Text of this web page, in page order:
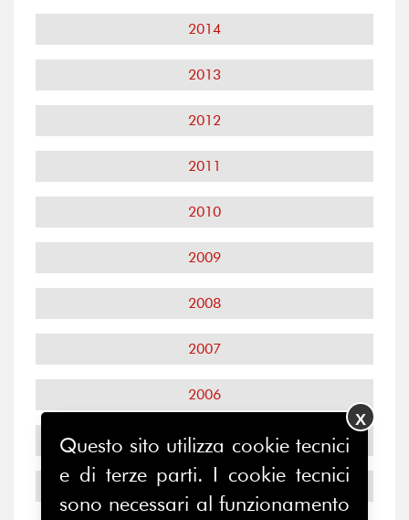
2014
2013
2012
2011
2010
2009
2008
2007
2006
2005
2004
Questo sito utilizza cookie tecnici
e di terze parti. I cookie tecnici
sono necessari al funzionamento
X